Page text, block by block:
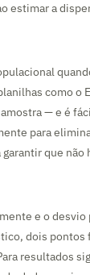
estimar a
como o
amostra — e é
para
que não
e o desvio
dois pontos
resultados